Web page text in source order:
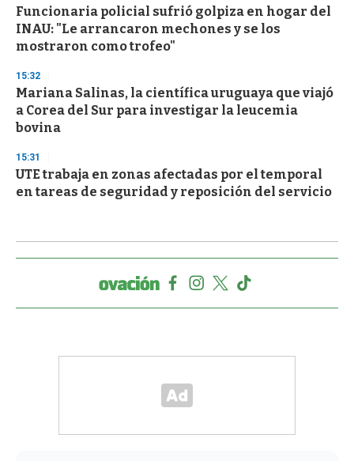
Funcionaria policial sufrió golpiza en hogar del
INAU: "Le arrancaron mechones y se los
mostraron como trofeo"
15:32
Mariana Salinas, la científica uruguaya que viajó
a Corea del Sur para investigar la leucemia
bovina
15:31
UTE trabaja en zonas afectadas por el temporal
en tareas de seguridad y reposición del servicio